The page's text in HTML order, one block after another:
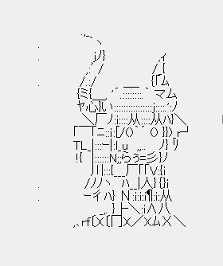
.　　　　　 ｀ヽ
.　　　　　　jﾉ}　　　　　　,ｨ
,:ﾞ /　　　　　 /_{
.　　　　 /.:/　　　＿_　｛｢ﾑ
{ミ{＿, '´.::::::::.｀ マム
ﾔ心}い::::::::::::::::j::::.':ﾉ
＼厂ﾉ:i::::从::::从ﾊ}＼　　　　
｢￣｢ﾆ::ｉ:[/()｀´ () }})_r┘
TL_|:::ｰ|:l_u　,,..　 ﾉ} ﾘ
!{　|::::::N;;らぅ=彡}ﾉ
川:::{___厂｢｢V:{i
.　　　　　/ﾉﾉヽ　ﾊ__|人}｛}i
.　　　 　 ｰ彳ﾊ} Ν:i:i:i¶:i:从
_,. }├＼:i∧八
,､rf〔X〔冂X／XﾑΧ＼